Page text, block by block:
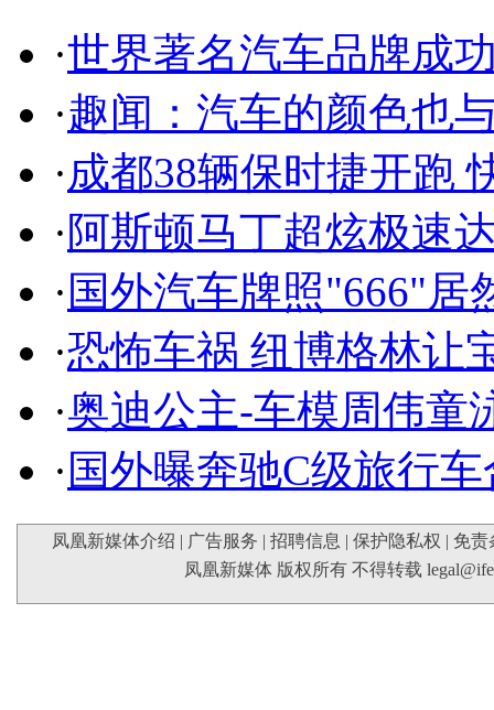
·世界著名汽车品牌成
·趣闻：汽车的颜色也
·成都38辆保时捷开跑
·阿斯顿马丁超炫极速
· 国外汽车牌照"666"居
·恐怖车祸 纽博格林让
·奥迪公主-车模周伟童
· 国外曝奔驰C级旅行
凤凰新媒体介绍 | 广告服务 | 招聘信息 | 保护隐私权 | 免责
凤凰新媒体 版权所有 不得转载